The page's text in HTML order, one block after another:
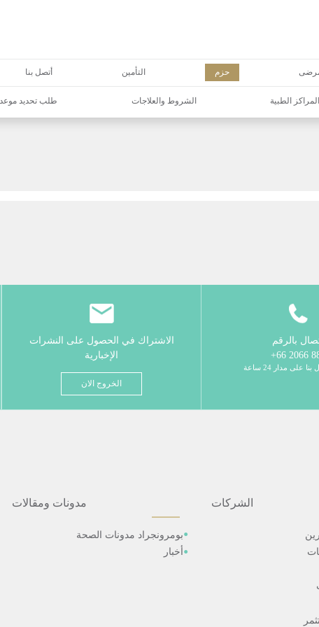
حزم التأمين أتصل بنا
الطبية الشروط والعلاجات طلب تحديد موعد
بالرقم
على مدار 24 ساعة
الاشتراك في الحصول على النشرات
الإخبارية
الخروج الان
الشركات مدونات ومقالات
بومرونجراد مدونات الصحة
أخبار